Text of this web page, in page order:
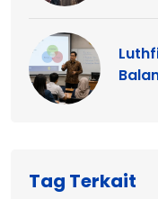
Tag Terkait